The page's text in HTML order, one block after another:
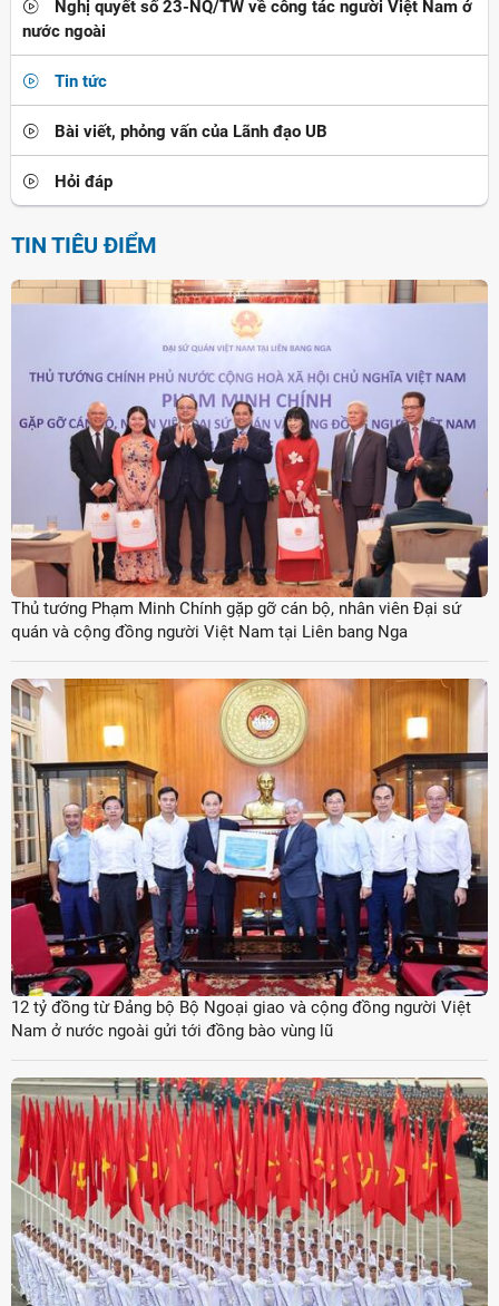
Nghị quyết số 23-NQ/TW về công tác người Việt Nam ở
nước ngoài
Tin tức
Bài viết, phỏng vấn của Lãnh đạo UB
Hỏi đáp
TIN TIÊU ĐIỂM
Thủ tướng Phạm Minh Chính gặp gỡ cán bộ, nhân viên Đại sứ
quán và cộng đồng người Việt Nam tại Liên bang Nga
12 tỷ đồng từ Đảng bộ Bộ Ngoại giao và cộng đồng người Việt
Nam ở nước ngoài gửi tới đồng bào vùng lũ